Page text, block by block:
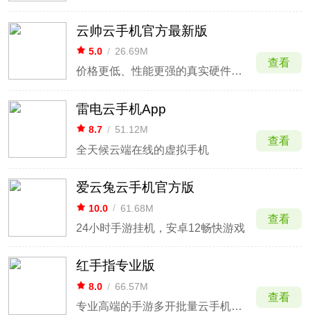
云帅云手机官方最新版
5.0 / 26.69M
价格更低、性能更强的真实硬件云手机
查看
雷电云手机App
8.7 / 51.12M
全天候云端在线的虚拟手机
查看
爱云兔云手机官方版
10.0 / 61.68M
24小时手游挂机，安卓12畅快游戏
查看
红手指专业版
8.0 / 66.57M
专业高端的手游多开批量云手机APP
查看